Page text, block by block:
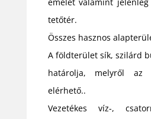
tetőtér.
Összes hasznos
A földterület sík, szilárd
határolja, melyről az
elérhető..
Vezetékes víz-,